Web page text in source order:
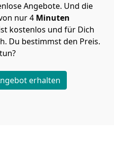
Angebote. Und die
nur4 Minuten
kostenlos und für Dich
Du bestimmst den Preis.
erhalten